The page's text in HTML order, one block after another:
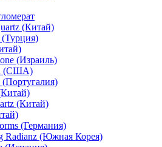
(Китай)
(Турция)
(Израиль)
(США)
(Португалия)
(Китай)
(Германия)
Radianz (Южная Корея)